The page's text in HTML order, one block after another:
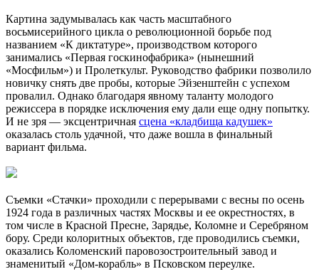
Картина задумывалась как часть масштабного
восьмисерийного цикла о революционной борьбе под
названием «К диктатуре», производством которого
занимались «Первая госкинофабрика» (нынешний
«Мосфильм») и Пролеткульт. Руководство фабрики позволило
новичку снять две пробы, которые Эйзенштейн с успехом
провалил. Однако благодаря явному таланту молодого
режиссера в порядке исключения ему дали еще одну попытку.
И не зря — эксцентричная сцена «кладбища кадушек»
оказалась столь удачной, что даже вошла в финальный
вариант фильма.
Съемки «Стачки» проходили с перерывами с весны по осень
1924 года в различных частях Москвы и ее окрестностях, в
том числе в Красной Пресне, Зарядье, Коломне и Серебряном
бору. Среди колоритных объектов, где проводились съемки,
оказались Коломенский паровозостроительный завод и
знаменитый «Дом-корабль» в Псковском переулке.